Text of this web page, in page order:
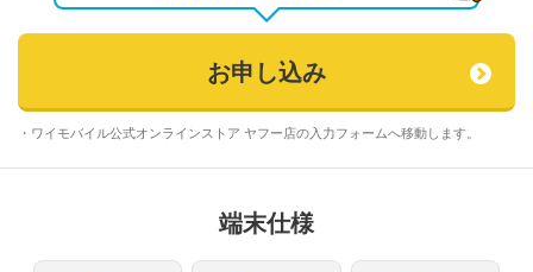
お申し込み
・ワイモバイル公式オンラインストア ヤフー店の入力フォームへ移動します。
端末仕様